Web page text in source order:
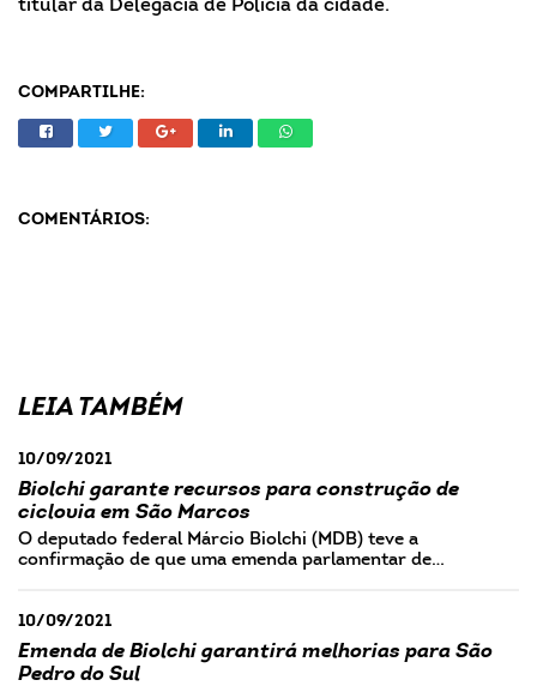
titular da Delegacia de Polícia da cidade.
COMPARTILHE:
COMENTÁRIOS:
LEIA TAMBÉM
10/09/2021
Biolchi garante recursos para construção de
ciclovia em São Marcos
O deputado federal Márcio Biolchi (MDB) teve a
confirmação de que uma emenda parlamentar de…
10/09/2021
Emenda de Biolchi garantirá melhorias para São
Pedro do Sul